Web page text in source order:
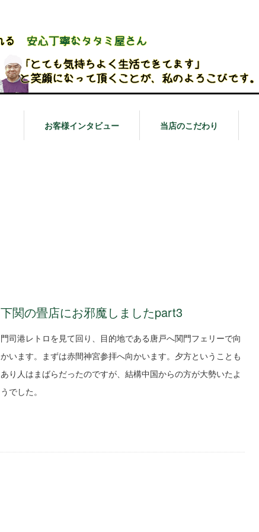
お客様インタビュー 当店のこだわり
下関の畳店にお邪魔しましたpart3
門司港レトロを見て回り、目的地である唐戸へ関門フェリーで向
かいます。まずは赤間神宮参拝へ向かいます。夕方ということも
あり人はまばらだったのですが、結構中国からの方が大勢いたよ
うでした。